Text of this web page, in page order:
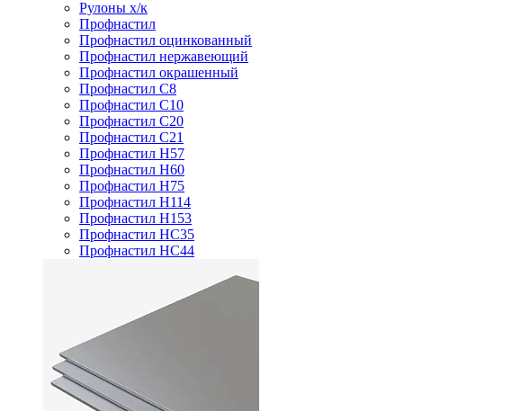
Рулоны х/к
Профнастил
Профнастил оцинкованный
Профнастил нержавеющий
Профнастил окрашенный
Профнастил С8
Профнастил С10
Профнастил С20
Профнастил С21
Профнастил Н57
Профнастил Н60
Профнастил Н75
Профнастил Н114
Профнастил Н153
Профнастил НС35
Профнастил НС44